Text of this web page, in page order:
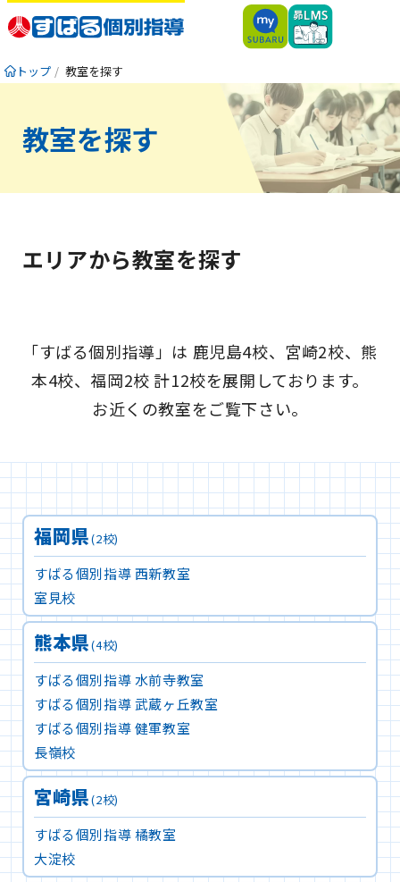
トップ 教室を探す
教室を探す
エリアから教室を探す
「すばる個別指導」は 鹿児島4校、宮崎2校、熊
本4校、福岡2校 計12校を展開しております。
お近くの教室をご覧下さい。
福岡県(2校)
すばる個別指導 西新教室
室見校
熊本県(4校)
すばる個別指導 水前寺教室
すばる個別指導 武蔵ヶ丘教室
すばる個別指導 健軍教室
長嶺校
宮崎県(2校)
すばる個別指導 橘教室
大淀校